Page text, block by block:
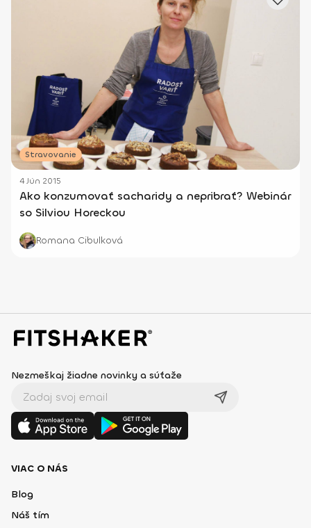
Stravovanie
4 Jún 2015
Ako konzumovať sacharidy a nepribrať? Webinár
so Silviou Horeckou
Romana Cibulková
Nezmeškaj žiadne novinky a súťaže
VIAC O NÁS
Blog
Náš tím